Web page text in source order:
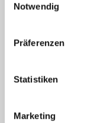
Notwendig
Präferenzen
Statistiken
Marketing
rc::c
Marketing (2)